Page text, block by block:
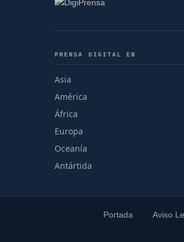
PRENSA DIGITAL EN
Asia
América
África
Europa
Oceanía
Antártida
Portada Aviso